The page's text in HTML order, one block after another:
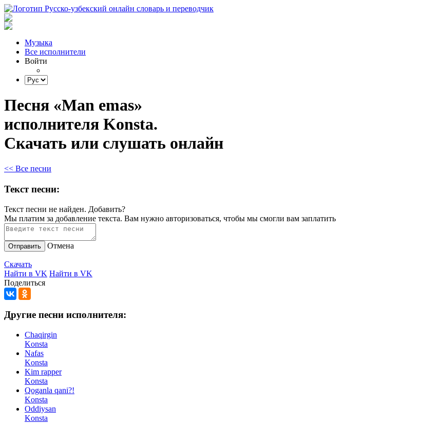
Музыка
Все исполнители
Войти
Песня «Man emas»
исполнителя Konsta.
Скачать или слушать онлайн
<< Все песни
Текст песни:
Текст песни не найден. Добавить?
Мы платим за добавление текста. Вам нужно авторизоваться, чтобы мы смогли вам заплатить
Отправить Отмена
Скачать
Найти в VK Найти в VK
Поделиться
Другие песни исполнителя:
Chaqirgin
Konsta
Nafas
Konsta
Kim rapper
Konsta
Qoganla qani?!
Konsta
Oddiysan
Konsta